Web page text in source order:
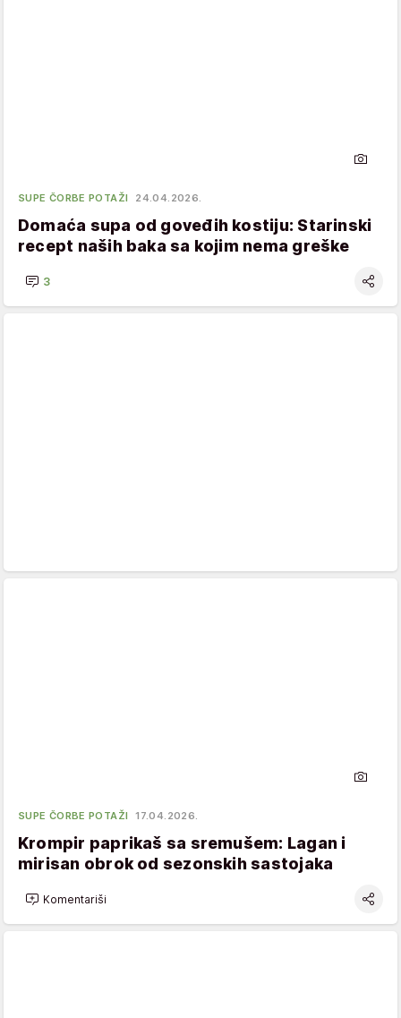
SUPE ČORBE POTAŽI 24.04.2026.
Domaća supa od goveđih kostiju: Starinski
recept naših baka sa kojim nema greške
3
SUPE ČORBE POTAŽI 17.04.2026.
Krompir paprikaš sa sremušem: Lagan i
mirisan obrok od sezonskih sastojaka
Komentariši